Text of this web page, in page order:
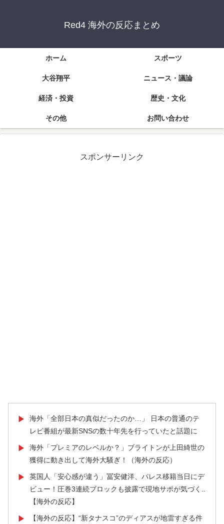
Red4 海外の反応まとめ
ホーム スポーツ
大谷翔平 ニュース・議論
経済・投資 歴史・文化
その他 お問い合わせ
スポンサーリンク
▶
海外「全部日本の真似だったのか…」 日本の普通のテ
レビ番組が最新SNSの数十年先を行っていたと話題に
▶
海外「プレミアのレベルか？」ブライトンが上田綺世の
獲得に動き出して海外大騒ぎ！（海外の反応）
▶
英国人「安心感が違う」冨安健洋、パレス移籍当日にデ
ビュー！圧巻3連続ブロックも披露で現地サポが気づく..
【海外の反応】
▶
【海外の反応】“新タナスコ”のディアスが地雷すぎる件